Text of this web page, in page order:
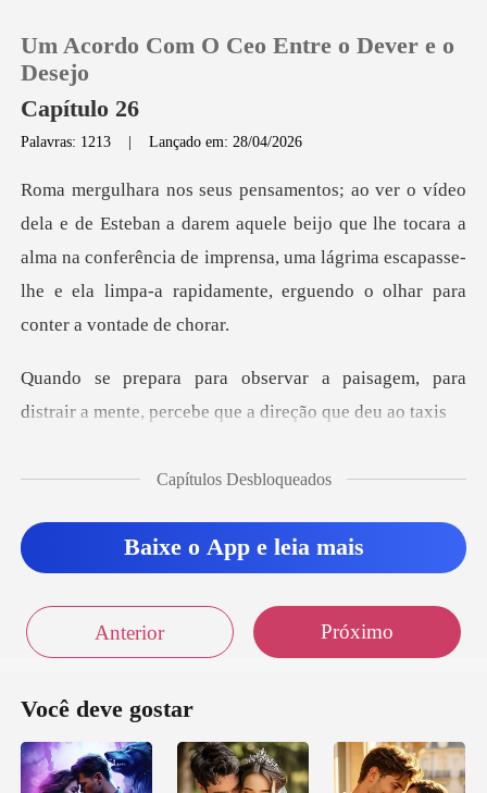
Loja
Histórico
Baixar App
Um Acordo Com O Ceo Entre o Dever e o
Desejo
Capítulo 26
Palavras: 1213 |Lançado em: 28/04/2026
uele beijo que lhe tocara a
alma na conferência de imprensa, uma lágrima escapass
aisagem, para
distrair a mente, per
Capítulos Desbloqueados
Baixe o App e leia mais
Anterior Próximo
Você deve gostar